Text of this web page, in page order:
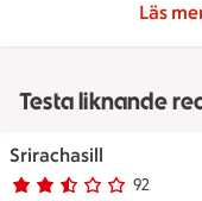
Läs
Testa liknande
Srirachasill
Betyg 2.7 av 5. 92
92 personer har röstat